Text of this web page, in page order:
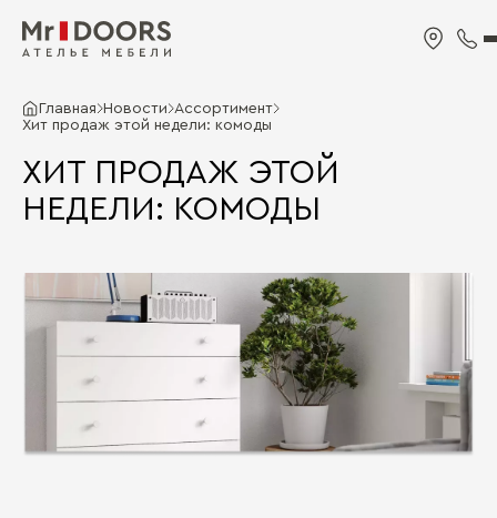
Главная Новости Ассортимент
Хит продаж этой недели: комоды
ХИТ ПРОДАЖ ЭТОЙ
НЕДЕЛИ: КОМОДЫ